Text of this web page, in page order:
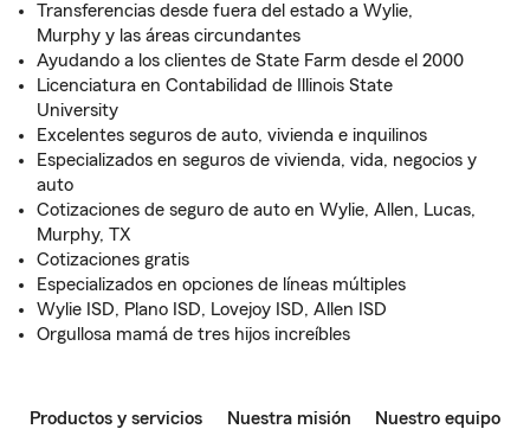
Transferencias desde fuera del estado a Wylie,
Murphy y las áreas circundantes
Ayudando a los clientes de State Farm desde el 2000
Licenciatura en Contabilidad de Illinois State
University
Excelentes seguros de auto, vivienda e inquilinos
Especializados en seguros de vivienda, vida, negocios y
auto
Cotizaciones de seguro de auto en Wylie, Allen, Lucas,
Murphy, TX
Cotizaciones gratis
Especializados en opciones de líneas múltiples
Wylie ISD, Plano ISD, Lovejoy ISD, Allen ISD
Orgullosa mamá de tres hijos increíbles
Productos y servicios Nuestra misión Nuestro equipo